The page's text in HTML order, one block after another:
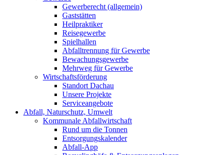
Gewerberecht (allgemein)
Gaststätten
Heilpraktiker
Reisegewerbe
Spielhallen
Abfalltrennung für Gewerbe
Bewachungsgewerbe
Mehrweg für Gewerbe
Wirtschaftsförderung
Standort Dachau
Unsere Projekte
Serviceangebote
Abfall, Naturschutz, Umwelt
Kommunale Abfallwirtschaft
Rund um die Tonnen
Entsorgungskalender
Abfall-App